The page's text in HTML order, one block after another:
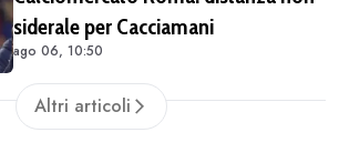
siderale per Cacciamani
ago 06, 10:50
Altri articoli